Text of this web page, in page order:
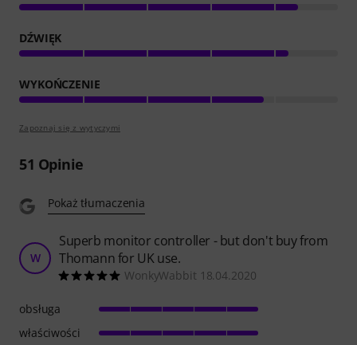
DŹWIĘK
WYKOŃCZENIE
Zapoznaj się z wytyczymi
51 Opinie
Pokaż tłumaczenia
W
Superb monitor controller - but don't buy from
Thomann for UK use.
WonkyWabbit 18.04.2020
obsługa
właściwości